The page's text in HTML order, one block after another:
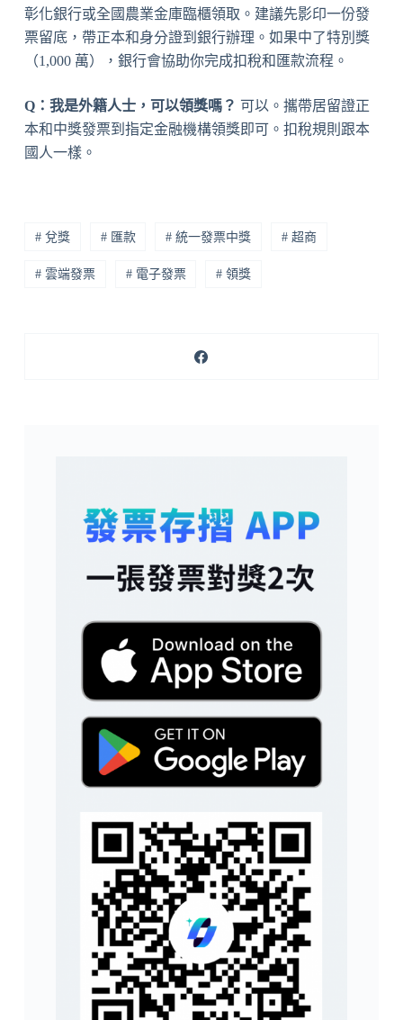
彰化銀行或全國農業金庫臨櫃領取。建議先影印一份發
票留底，帶正本和身分證到銀行辦理。如果中了特別獎
（1,000 萬），銀行會協助你完成扣稅和匯款流程。
Q：我是外籍人士，可以領獎嗎？ 可以。攜帶居留證正
本和中獎發票到指定金融機構領獎即可。扣稅規則跟本
國人一樣。
# 兌獎 # 匯款 # 統一發票中獎 # 超商
# 雲端發票 # 電子發票 # 領獎